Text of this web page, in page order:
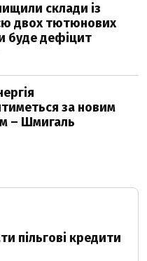
склади із
двох тютюнових
буде дефіцит
за новим
– Шмигаль
пільгові кредити